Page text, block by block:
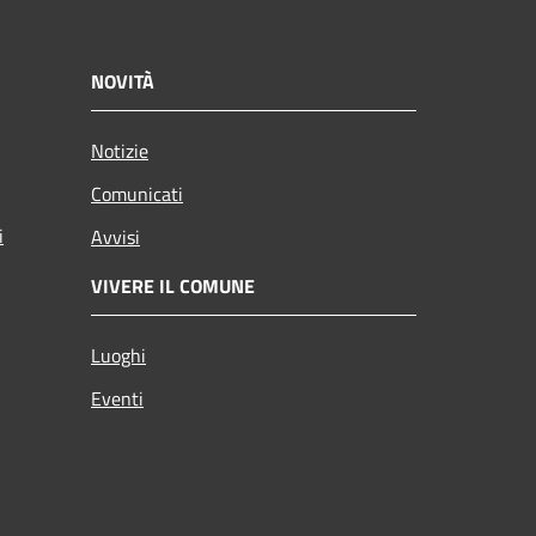
NOVITÀ
Notizie
Comunicati
Avvisi
VIVERE IL COMUNE
Luoghi
Eventi